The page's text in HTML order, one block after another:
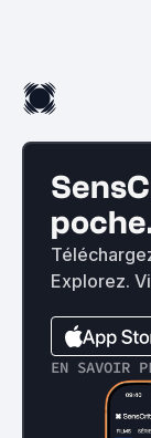
Explorez.
EN SAVOIR